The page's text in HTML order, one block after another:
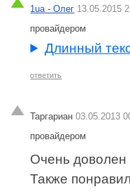
1ua - Олег 13.05.2015
провайдером
Длинный
ответить
Таргариан 03.05.2013
провайдером
Очень доволен
Также